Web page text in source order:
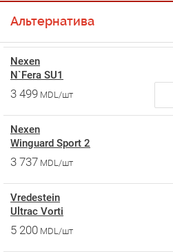
Альтернатива
Nexen
N`Fera SU1
3 499 MDL/шт
Nexen
Winguard Sport 2
3 737 MDL/шт
Vredestein
Ultrac Vorti
5 200 MDL/шт